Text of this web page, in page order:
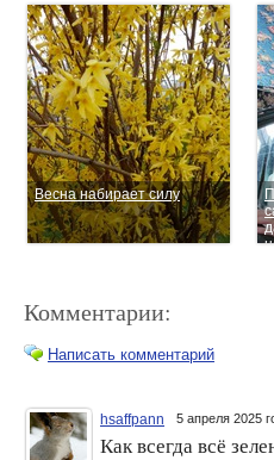
Весна набирает силу
Комментарии:
Написать комментарий
hsaffpann 5 апреля 2025
Как всегда всё